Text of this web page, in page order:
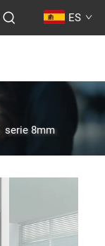
ES
serie 8mm